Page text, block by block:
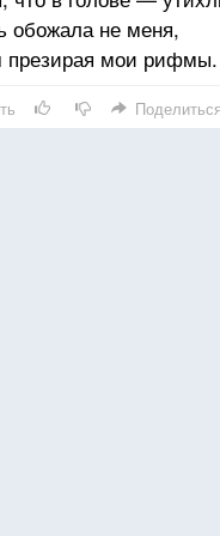
обожала не меня,
презирая мои рифмы.